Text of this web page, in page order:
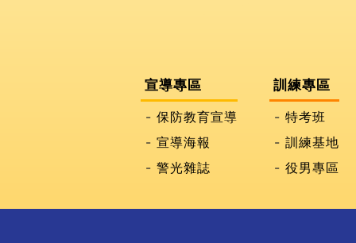
宣導專區
保防教育宣導
宣導海報
警光雜誌
訓練專區
特考班
訓練基地
役男專區